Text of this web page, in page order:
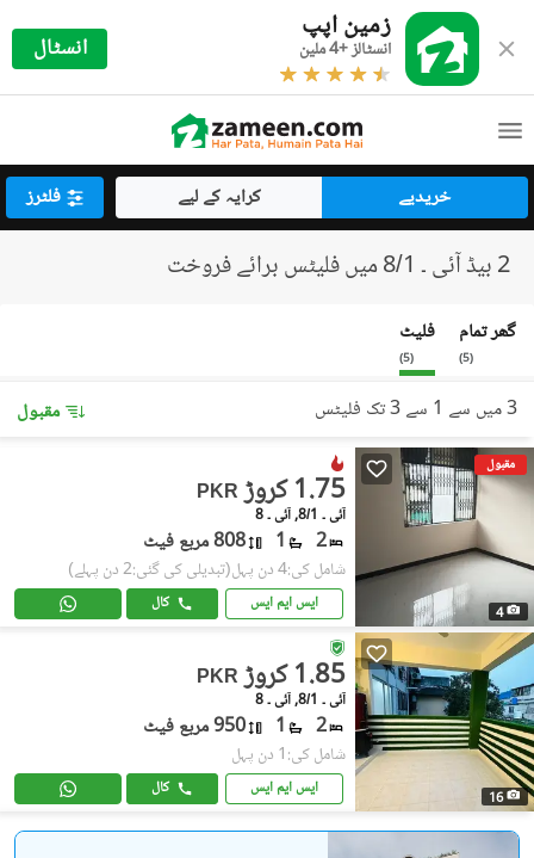
زمین اپپ
انسٹالز +4 ملین انسٹال
خریدیے کرایہ کے لیے فلٹرز
2 بیڈ آئی ۔ 8/1 میں فلیٹس برائے فروخت
گھر تمام
(
5
)
فلیٹ
(
5
)
3 میں سے 1 سے 3 تک فلیٹس مقبول
مقبول
4
PKR 1.75 کروڑ
آئی ۔ 8/1, آئی ۔ 8
2
1 808 مربع فیٹ
شامل کی:4 دن پہل (تبدیلی کی گئی:2 دن پہلے)
ایس ایم ایس کال
16
PKR 1.85 کروڑ
آئی ۔ 8/1, آئی ۔ 8
2
1 950 مربع فیٹ
شامل کی:1 دن پہل
ایس ایم ایس کال